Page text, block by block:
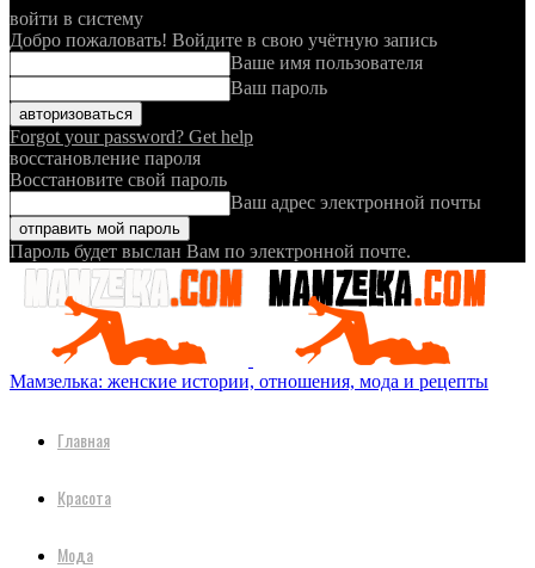
войти в систему
Добро пожаловать! Войдите в свою учётную запись
Ваше имя пользователя
Ваш пароль
Forgot your password? Get help
восстановление пароля
Восстановите свой пароль
Ваш адрес электронной почты
Пароль будет выслан Вам по электронной почте.
Мамзелька: женские истории, отношения, мода и рецепты
Главная
Красота
Мода